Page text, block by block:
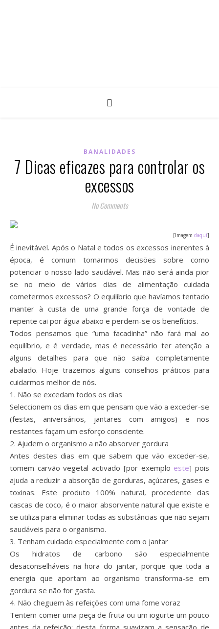
BANALIDADES
7 Dicas eficazes para controlar os
excessos
No Comments
[Imagem daqui]
É inevitável. Após o Natal e todos os excessos inerentes à
época, é comum tomarmos decisões sobre como
potenciar o nosso lado saudável. Mas não será ainda pior
se no meio de vários dias de alimentação cuidada
cometermos excessos? O equilíbrio que havíamos tentado
manter à custa de uma grande força de vontade de
repente cai por água abaixo e perdem-se os benefícios.
Todos pensamos que “uma facadinha” não fará mal ao
equilíbrio, e é verdade, mas é necessário ter atenção a
alguns detalhes para que não saiba completamente
abalado. Hoje trazemos alguns conselhos práticos para
cuidarmos melhor de nós.
1. Não se excedam todos os dias
Seleccionem os dias em que pensam que vão a exceder-se
(festas, aniversários, jantares com amigos) e nos
restantes façam um esforço consciente.
2. Ajudem o organismo a não absorver gordura
Antes destes dias em que sabem que vão exceder-se,
tomem carvão vegetal activado [por exemplo este] pois
ajuda a reduzir a absorção de gorduras, açúcares, gases e
toxinas. Este produto 100% natural, procedente das
cascas de coco, é o maior absorvente natural que existe e
se utiliza para eliminar todas as substâncias que não sejam
saudáveis para o organismo.
3. Tenham cuidado especialmente com o jantar
Os hidratos de carbono são especialmente
desaconselháveis na hora do jantar, porque que toda a
energia que aportam ao organismo transforma-se em
gordura se não for gasta.
4. Não cheguem às refeições com uma fome voraz
Tentem comer uma peça de fruta ou um iogurte um pouco
antes da refeição; desta forma suavizam a sensação de